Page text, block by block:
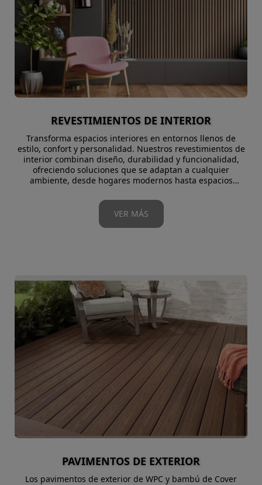
REVESTIMIENTOS DE INTERIOR
Transforma espacios interiores en entornos llenos de
estilo, confort y personalidad. Nuestros revestimientos de
interior combinan diseño, durabilidad y funcionalidad,
ofreciendo soluciones que se adaptan a cualquier
ambiente, desde hogares modernos hasta espacios
VER MÁS
PAVIMENTOS DE EXTERIOR
Los pavimentos de exterior de WPC y bambú de Cover